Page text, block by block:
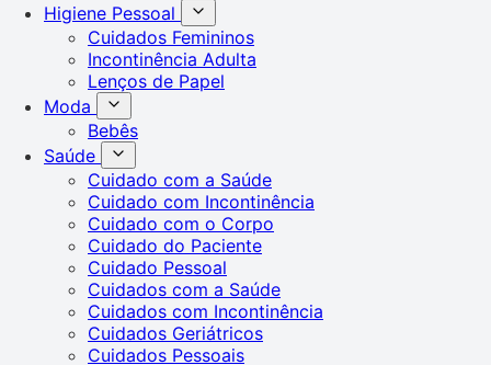
Higiene Pessoal
Cuidados Femininos
Incontinência Adulta
Lenços de Papel
Moda
Bebês
Saúde
Cuidado com a Saúde
Cuidado com Incontinência
Cuidado com o Corpo
Cuidado do Paciente
Cuidado Pessoal
Cuidados com a Saúde
Cuidados com Incontinência
Cuidados Geriátricos
Cuidados Pessoais